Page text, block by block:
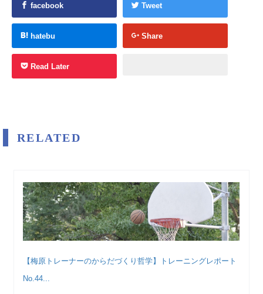
facebook Tweet
hatebu Share
Read Later
RELATED
【梅原トレーナーのからだづくり哲学】トレーニングレポート
No.44...